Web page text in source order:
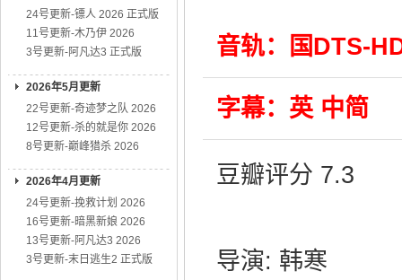
24号更新-镖人 2026 正式版
11号更新-木乃伊 2026
3号更新-阿凡达3 正式版
2026年5月更新
22号更新-奇迹梦之队 2026
12号更新-杀的就是你 2026
8号更新-巅峰猎杀 2026
2026年4月更新
24号更新-挽救计划 2026
16号更新-暗黑新娘 2026
13号更新-阿凡达3 2026
3号更新-末日逃生2 正式版
音轨：国DTS-
字幕：英 中简
豆瓣评分 7.3
导演: 韩寒